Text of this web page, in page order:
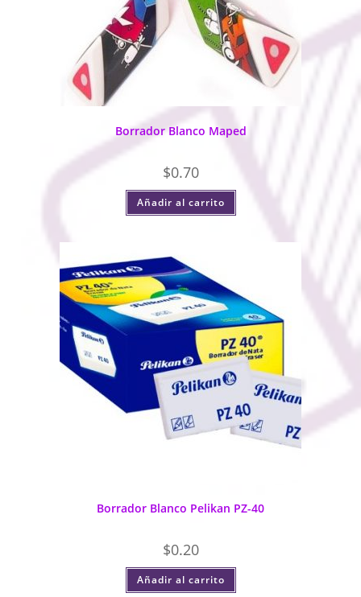
Borrador Blanco Maped
$0.70
Añadir al carrito
Borrador Blanco Pelikan PZ-40
$0.20
Añadir al carrito